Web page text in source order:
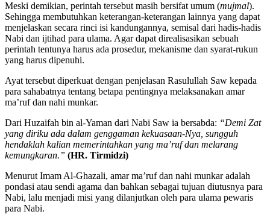
Meski demikian, perintah tersebut masih bersifat umum (mujmal).
Sehingga membutuhkan keterangan-keterangan lainnya yang dapat
menjelaskan secara rinci isi kandungannya, semisal dari hadis-hadis
Nabi dan ijtihad para ulama. Agar dapat direalisasikan sebuah
perintah tentunya harus ada prosedur, mekanisme dan syarat-rukun
yang harus dipenuhi.
Ayat tersebut diperkuat dengan penjelasan Rasulullah Saw kepada
para sahabatnya tentang betapa pentingnya melaksanakan amar
ma’ruf dan nahi munkar.
Dari Huzaifah bin al-Yaman dari Nabi Saw ia bersabda: “Demi Zat
yang diriku ada dalam genggaman kekuasaan-Nya, sungguh
hendaklah kalian memerintahkan yang ma’ruf dan melarang
kemungkaran.” (HR. Tirmidzi)
Menurut Imam Al-Ghazali, amar ma’ruf dan nahi munkar adalah
pondasi atau sendi agama dan bahkan sebagai tujuan diutusnya para
Nabi, lalu menjadi misi yang dilanjutkan oleh para ulama pewaris
para Nabi.